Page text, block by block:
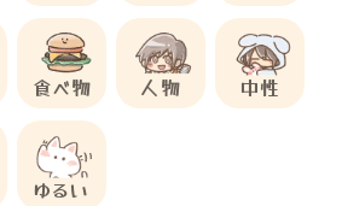
食べ物 人物 中性
ゆるい